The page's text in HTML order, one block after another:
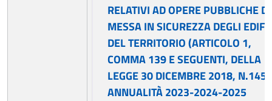
RELATIVI AD OPERE PUBBLICHE DI
MESSA IN SICUREZZA DEGLI
DEL TERRITORIO (ARTICOLO 1,
COMMA 139 E SEGUENTI, DELLA
LEGGE 30 DICEMBRE 2018, N.145)
ANNUALITÀ 2023-2024-2025